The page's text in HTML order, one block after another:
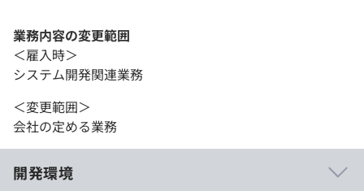
業務内容の変更範囲
＜雇入時＞
システム開発関連業務
＜変更範囲＞
会社の定める業務
開発環境